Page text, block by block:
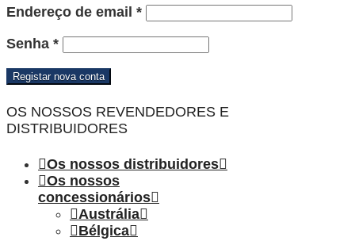
Endereço de email *Obrigatório
Senha *Obrigatório
Registar nova conta
OS NOSSOS REVENDEDORES E
DISTRIBUIDORES
Os nossos distribuidores
Os nossos
concessionários
Austrália
Bélgica